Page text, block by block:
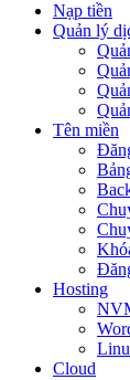
Nạp tiền
Quản lý
Tên miền
Hosting
Cloud